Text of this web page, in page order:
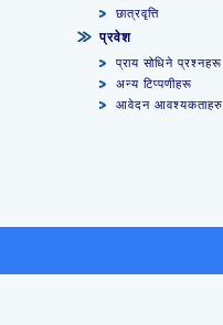
छात्रवृत्ति
प्रवेश
प्राय सोधिने प्रश्नहरू
अन्य टिप्पणीहरू
आवेदन आवश्यकताहरु